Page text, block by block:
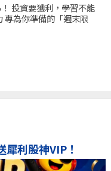
投資要獲利，學習不能
專為你準備的「週末限
利股神VIP！